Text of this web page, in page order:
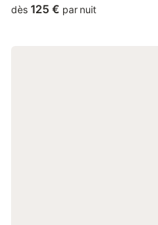
45 km from Laloubère Golf Club
dès 125 € par nuit